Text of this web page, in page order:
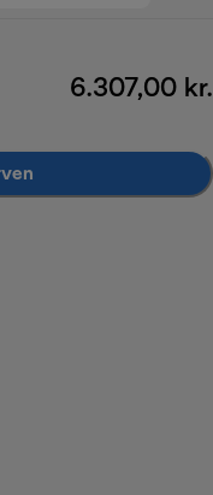
6.307,00 kr.